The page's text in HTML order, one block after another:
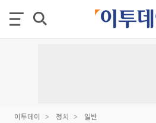
이투데이 정치 일반